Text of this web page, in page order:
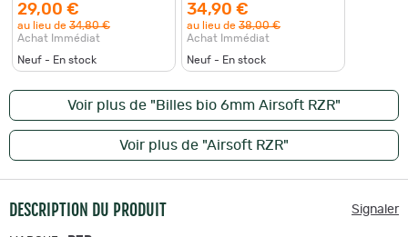
29,00 €
au lieu de 34,80 €
Achat Immédiat
Neuf - En stock
34,90 €
au lieu de 38,00 €
Achat Immédiat
Neuf - En stock
Voir plus de "Billes bio 6mm Airsoft RZR"
Voir plus de "Airsoft RZR"
DESCRIPTION DU PRODUIT Signaler